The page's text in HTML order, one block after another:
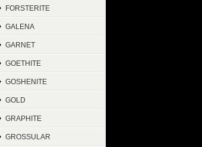
FORSTERITE
GALENA
GARNET
GOETHITE
GOSHENITE
GOLD
GRAPHITE
GROSSULAR